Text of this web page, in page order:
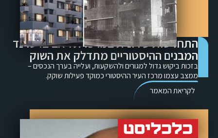
התחדשות עירונית במרכז תל אביב: טרנד
המבנים ההיסטוריים מתדלק את השוק
בזכות ביקוש גדול למגורים ולהשקעות, ועלייה בערך הנכסים –
ממצב עצמו מרכז העיר ההיסטורי כמוקד פעילות שוקק.
לקריאת המאמר